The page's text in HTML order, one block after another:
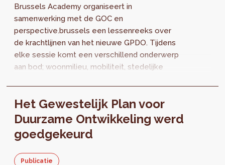
Brussels Academy organiseert in
samenwerking met de GOC en
perspective.brussels een lessenreeks over
de krachtlijnen van het nieuwe GPDO. Tijdens
elke sessie komt een verschillend onderwerp
aan bod; woonmilieu, mobiliteit, stedelijke
Het Gewestelijk Plan voor
Duurzame Ontwikkeling werd
goedgekeurd
Publicatie